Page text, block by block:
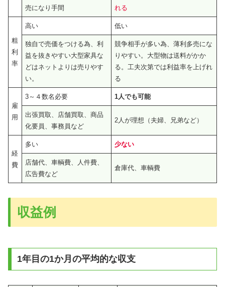
売になり手間 れる
粗
利
率
高い 低い
独自で売価をつける為、利
益を抜きやすい大型家具な
どはネットよりは売りやす
い。
競争相手が多い為、薄利多売にな
りやすい。大型物は送料がかか
る。工夫次第では利益率を上げれ
る
雇
用
3～４数名必要 1人でも可能
出張買取、店舗買取、商品
化要員、事務員など
2人が理想（夫婦、兄弟など）
経
費
多い 少ない
店舗代、車輌費、人件費、
広告費など
倉庫代、車輌費
収益例
1年目の1か月の平均的な収支